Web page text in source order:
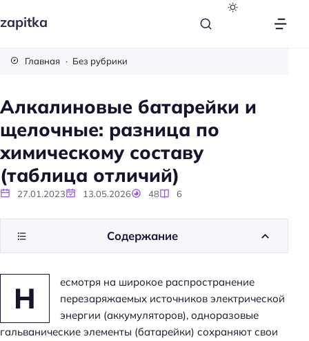
zapitka
Главная Без рубрики
Алкалиновые батарейки и
щелочные: разница по
химическому составу
(таблица отличий)
27.01.2023 13.05.2026 48 6
Н
есмотря на широкое распространение
перезаряжаемых источников электрической
энергии (аккумуляторов), одноразовые
гальванические элементы (батарейки) сохраняют свои
Содержание